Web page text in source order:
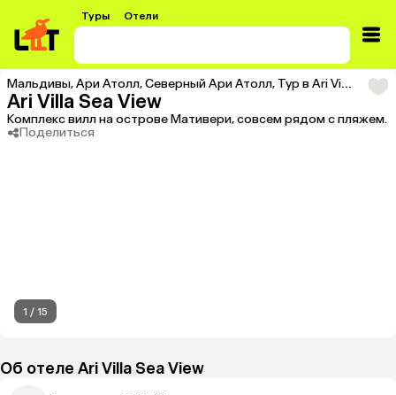
Туры Отели
Мальдивы,Ари Атолл,Северный Ари Атолл, Тур в Ari Villa Sea View
Ari Villa Sea View
Комплекс вилл на острове Мативери, совсем рядом с пляжем.
Поделиться
1 / 15
Об отеле Ari Villa Sea View